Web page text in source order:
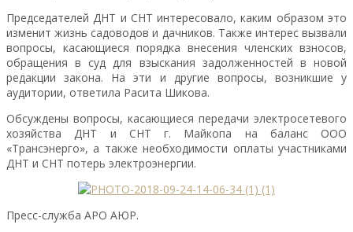
Председателей ДНТ и СНТ интересовало, каким образом это
изменит жизнь садоводов и дачников. Также интерес вызвали
вопросы, касающиеся порядка внесения членских взносов,
обращения в суд для взыскания задолженностей в новой
редакции закона. На эти и другие вопросы, возникшие у
аудитории, ответила Расита Шикова.
Обсуждены вопросы, касающиеся передачи электросетевого
хозяйства ДНТ и СНТ г. Майкопа на баланс ООО
«Трансэнерго», а также необходимости оплаты участниками
ДНТ и СНТ потерь электроэнергии.
Пресс-служба АРО АЮР.